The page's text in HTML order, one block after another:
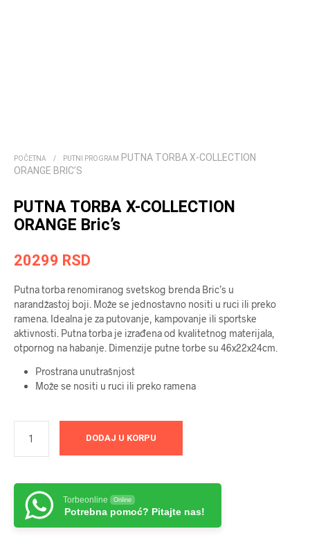
POČETNA / PUTNI PROGRAM
PUTNA TORBA X-COLLECTION
ORANGE BRIC’S
PUTNA TORBA X-COLLECTION
ORANGE Bric’s
20299 RSD
Putna torba renomiranog svetskog brenda Bric’s u
narandžastoj boji. Može se jednostavno nositi u ruci ili preko
ramena. Idealna je za putovanje, kampovanje ili sportske
aktivnosti. Putna torba je izrađena od kvalitetnog materijala,
otpornog na habanje. Dimenzije putne torbe su 46x22x24cm.
Prostrana unutrašnjost
Može se nositi u ruci ili preko ramena
DODAJ U KORPU
Torbeonline Online
Potrebna pomoć? Pitajte nas!